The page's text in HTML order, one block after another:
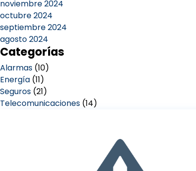
noviembre 2024
octubre 2024
septiembre 2024
agosto 2024
Categorías
Alarmas (10)
Energía (11)
Seguros (21)
Telecomunicaciones (14)